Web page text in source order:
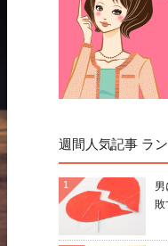
週間人気記事 ラ
男
敗
1